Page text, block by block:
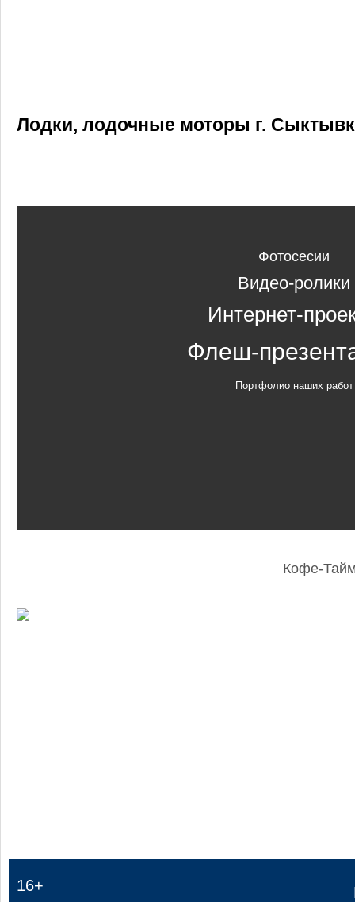
Лодки, лодочные моторы г.
Фотосесии
Видео-ролики
Интернет-
Флеш-
Портфолио наших работ
Кофе-
16+